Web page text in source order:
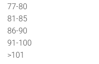
77-80
81-85
86-90
91-100
>101